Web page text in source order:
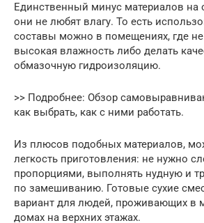
Единственный минус материалов на
они не любят влагу. То есть
составы можно в помещениях, где
высокая влажность либо делать
обмазочную гидроизоляцию.
>> Подробнее: Обзор
как выбрать, как с ними работать.
Из плюсов подобных материалов,
легкость приготовления: не нужно
пропорциями, выполнять нудную и
по замешиванию. Готовые сухие
вариант для людей, проживающих в
домах на верхних этажах.